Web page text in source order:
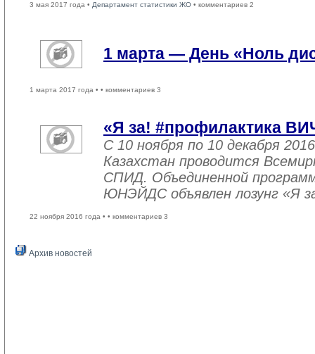
3 мая 2017 года • Департамент статистики ЖО • комментариев 2
1 марта — День «Ноль
1 марта 2017 года • • комментариев 3
«Я за! #профилактика
С 10 ноября по 10 декабря
Казахстан проводится
СПИД. Объединенной
ЮНЭЙДС объявлен лозунг «Я
22 ноября 2016 года • • комментариев 3
Архив новостей